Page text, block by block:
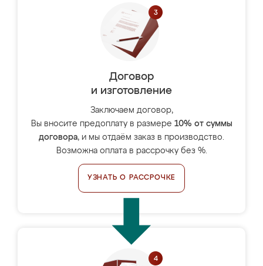
Договор
и изготовление
Заключаем договор,
Вы вносите предоплату в размере 10% от суммы
договора, и мы отдаём заказ в производство.
Возможна оплата в рассрочку без %.
УЗНАТЬ О РАССРОЧКЕ